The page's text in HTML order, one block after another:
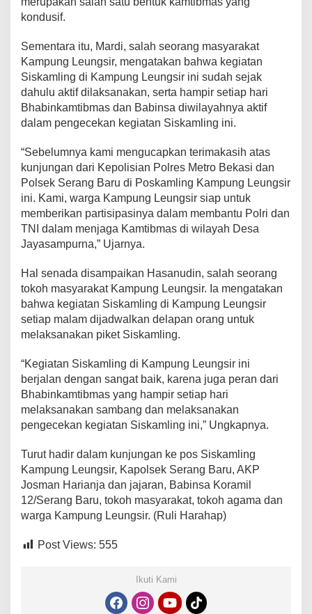
kondusif.
Sementara itu, Mardi, salah seorang masyarakat
Kampung Leungsir, mengatakan bahwa kegiatan
Siskamling di Kampung Leungsir ini sudah sejak
dahulu aktif dilaksanakan, serta hampir setiap hari
Bhabinkamtibmas dan Babinsa diwilayahnya aktif
dalam pengecekan kegiatan Siskamling ini.
“Sebelumnya kami mengucapkan terimakasih atas
kunjungan dari Kepolisian Polres Metro Bekasi dan
Polsek Serang Baru di Poskamling Kampung Leungsir
ini. Kami, warga Kampung Leungsir siap untuk
memberikan partisipasinya dalam membantu Polri dan
TNI dalam menjaga Kamtibmas di wilayah Desa
Jayasampurna,” Ujarnya.
Hal senada disampaikan Hasanudin, salah seorang
tokoh masyarakat Kampung Leungsir. Ia mengatakan
bahwa kegiatan Siskamling di Kampung Leungsir
setiap malam dijadwalkan delapan orang untuk
melaksanakan piket Siskamling.
“Kegiatan Siskamling di Kampung Leungsir ini
berjalan dengan sangat baik, karena juga peran dari
Bhabinkamtibmas yang hampir setiap hari
melaksanakan sambang dan melaksanakan
pengecekan kegiatan Siskamling ini,” Ungkapnya.
Turut hadir dalam kunjungan ke pos Siskamling
Kampung Leungsir, Kapolsek Serang Baru, AKP
Josman Harianja dan jajaran, Babinsa Koramil
12/Serang Baru, tokoh masyarakat, tokoh agama dan
warga Kampung Leungsir. (Ruli Harahap)
Post Views: 555
Ikuti Kami